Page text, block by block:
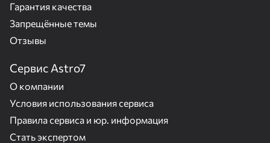
Гарантия качества
Запрещённые темы
Отзывы
Сервис Astro7
О компании
Условия использования сервиса
Правила сервиса и юр. информация
Стать экспертом